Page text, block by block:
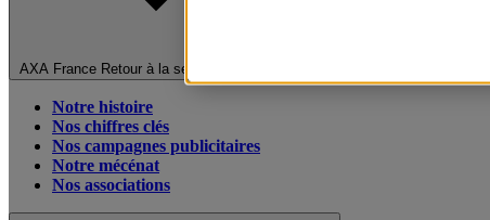
AXA France Retour à la section précédente
Notre histoire
Nos chiffres clés
Nos campagnes publicitaires
Notre mécénat
Nos associations